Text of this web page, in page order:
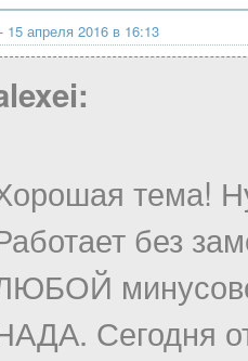
- 15 апреля 2016 в 16:13
тема!
без
Сегодня